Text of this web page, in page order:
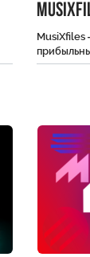
MusiXfiles
С нашей